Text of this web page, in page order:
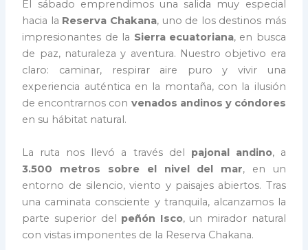
El sábado emprendimos una salida muy especial
hacia la Reserva Chakana, uno de los destinos más
impresionantes de la Sierra ecuatoriana, en busca
de paz, naturaleza y aventura. Nuestro objetivo era
claro: caminar, respirar aire puro y vivir una
experiencia auténtica en la montaña, con la ilusión
de encontrarnos con venados andinos y cóndores
en su hábitat natural.
La ruta nos llevó a través del pajonal andino, a
3.500 metros sobre el nivel del mar, en un
entorno de silencio, viento y paisajes abiertos. Tras
una caminata consciente y tranquila, alcanzamos la
parte superior del peñón Isco, un mirador natural
con vistas imponentes de la Reserva Chakana.